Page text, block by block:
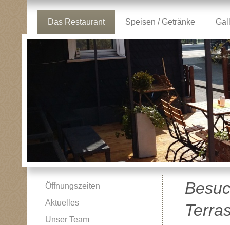
Das Restaurant Speisen / Getränke
Öffnungszeiten
Aktuelles
Unser Team